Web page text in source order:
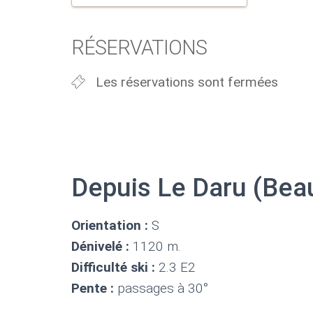
RÉSERVATIONS
Les réservations sont fermées
Depuis Le Daru
Orientation : S
Dénivelé : 1120 m.
Difficulté ski : 2.3 E2
Pente : passages à 30°